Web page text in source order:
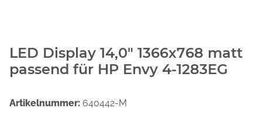
LED Display 14,0" 1366x768 matt
passend für HP Envy 4-1283EG
Artikelnummer: 640442-M